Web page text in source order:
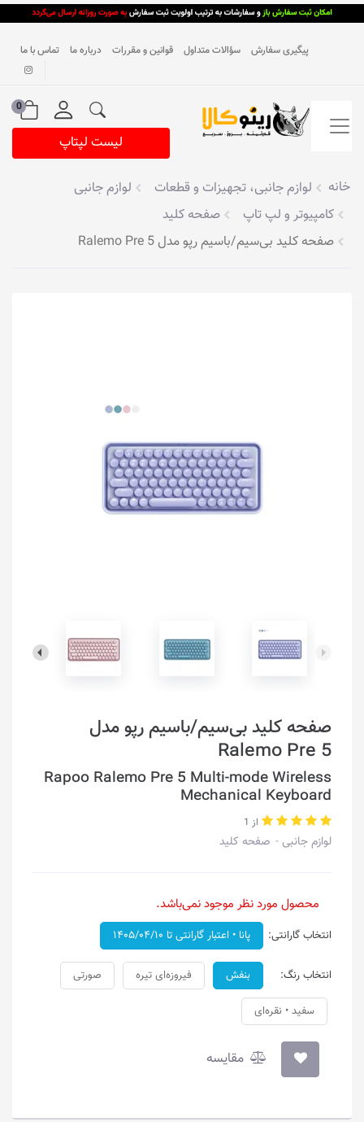
پیگیری سفارش سؤالات متداول قوانین و مقررات درباره ما تماس با ما
0
لیست لپتاپ
خانه لوازم جانبی، تجهیزات و قطعات
لوازم جانبی
کامپیوتر و لپ تاپ
صفحه کلید
صفحه کلید بی‌سیم/باسیم رپو مدل Ralemo Pre 5
صفحه کلید بی‌سیم/باسیم رپو مدل
Ralemo Pre 5
Rapoo Ralemo Pre 5 Multi-mode Wireless
Mechanical Keyboard
از 1
لوازم جانبی صفحه کلید
محصول مورد نظر موجود نمی‌باشد.
انتخاب گارانتی: پانا • اعتبار گارانتی تا ۱۴۰۵/۰۴/۱۰
انتخاب رنگ: بنفش فیروزه‌ای تیره صورتی
سفید • نقره‌ای
مقایسه